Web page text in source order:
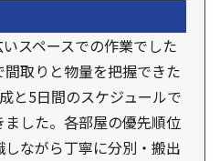
スペースでの作業でした
取りと物量を把握できた
と5日間のスケジュールで
した。各部屋の優先順位
ながら丁寧に分別・搬出